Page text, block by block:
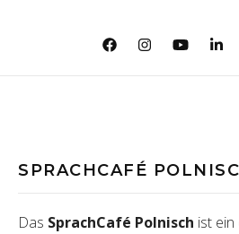
SPRACHCAFÉ
Das SprachCafé Polnisch ist